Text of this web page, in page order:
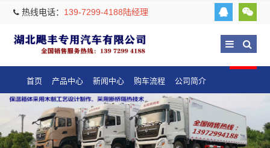
热线电话： 139-7299-4188陆经理
首页 产品中心 新闻中心 购车流程 公司简介